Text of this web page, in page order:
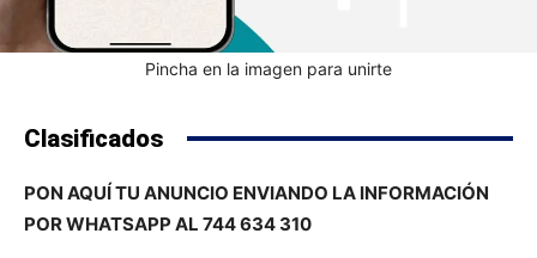
Pincha en la imagen para unirte
Clasificados
PON AQUÍ TU ANUNCIO ENVIANDO LA INFORMACIÓN
POR WHATSAPP AL 744 634 310